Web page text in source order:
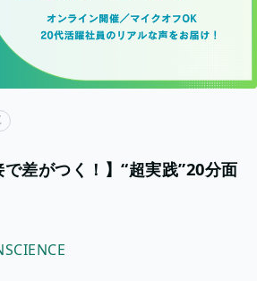
で差がつく！】“超実践”20分面